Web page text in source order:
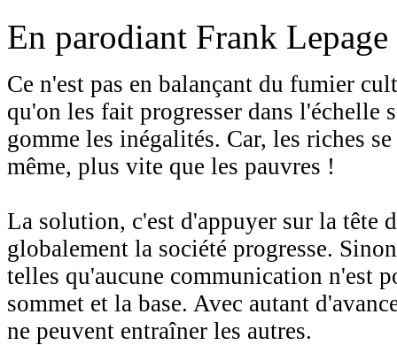
En parodiant Frank
Ce n'est pas en balançant du fumier
qu'on les fait progresser dans l'échelle
gomme les inégalités. Car, les riches
même, plus vite que les pauvres !
La solution, c'est d'appuyer sur la tête
globalement la société progresse.
telles qu'aucune communication n'est
sommet et la base. Avec autant
ne peuvent entraîner les autres.